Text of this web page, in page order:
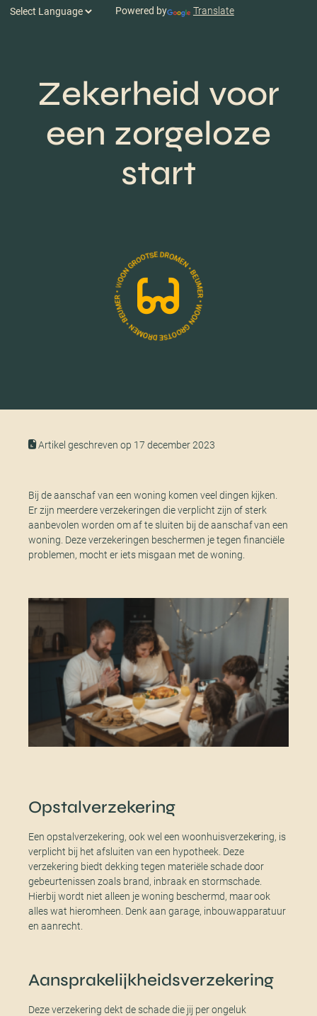
Powered by Translate
Zekerheid voor
een zorgeloze
start
Artikel geschreven op 17 december 2023
Bij de aanschaf van een woning komen veel dingen kijken.
Er zijn meerdere verzekeringen die verplicht zijn of sterk
aanbevolen worden om af te sluiten bij de aanschaf van een
woning. Deze verzekeringen beschermen je tegen financiële
problemen, mocht er iets misgaan met de woning.
Opstalverzekering
Een opstalverzekering, ook wel een woonhuisverzekering, is
verplicht bij het afsluiten van een hypotheek. Deze
verzekering biedt dekking tegen materiële schade door
gebeurtenissen zoals brand, inbraak en stormschade.
Hierbij wordt niet alleen je woning beschermd, maar ook
alles wat hieromheen. Denk aan garage, inbouwapparatuur
en aanrecht.
Aansprakelijkheidsverzekering
Deze verzekering dekt de schade die jij per ongeluk